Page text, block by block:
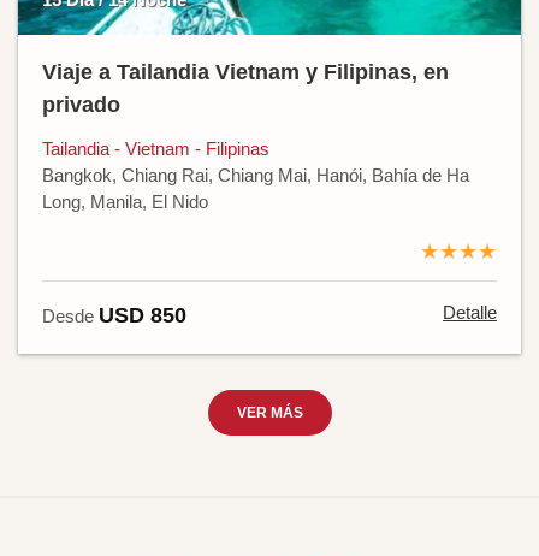
Viaje a Tailandia Vietnam y Filipinas, en
privado
Tailandia - Vietnam - Filipinas
Bangkok, Chiang Rai, Chiang Mai, Hanói, Bahía de Ha
Long, Manila, El Nido
★★★★
Desde USD 850 Detalle
VER MÁS